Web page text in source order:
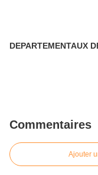
DEPARTEMENTAUX
Commentaires
Ajouter